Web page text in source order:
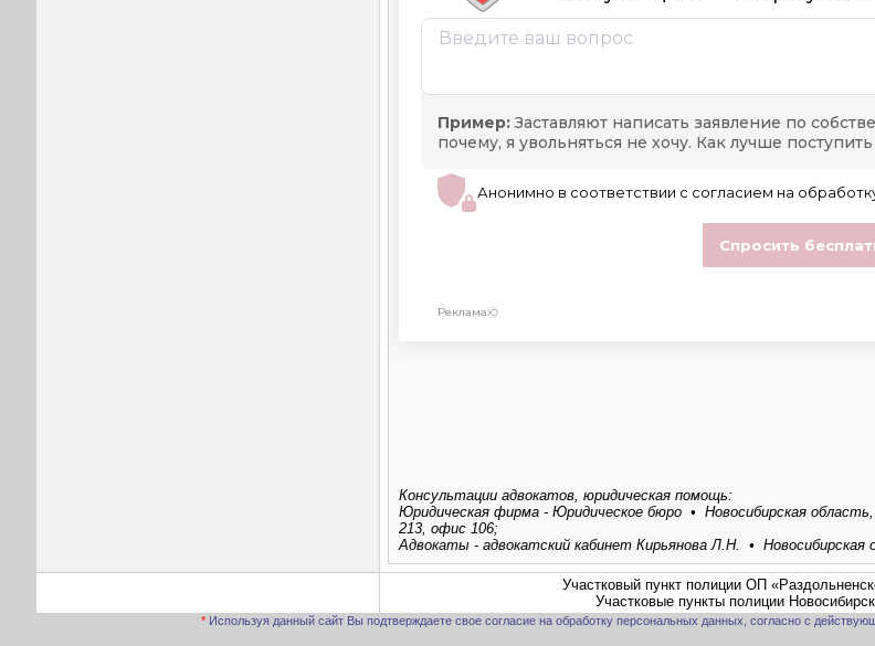
Консультации адвокатов, юридическая помощь:
Юридическая фирма - Юридическое бюро • Новосибирская область,
213, офис 106;
Адвокаты - адвокатский кабинет Кирьянова Л.Н. • Новосибирская
Участковый пункт полиции ОП
Участковые пункты полиции
* Используя данный сайт Вы подтверждаете свое согласие на обработку персональных данных, согласно с